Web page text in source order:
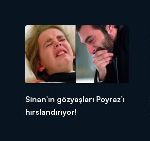
Sinan’ın gözyaşları Poyraz’ı
hırslandırıyor!